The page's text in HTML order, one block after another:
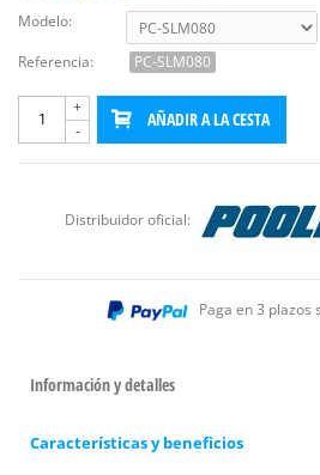
Modelo:
Referencia:
PC-SLM080
-
+
AÑADIR A LA CESTA
Distribuidor oficial:
Paga en 3 plazos
Información y detalles
Características y beneficios